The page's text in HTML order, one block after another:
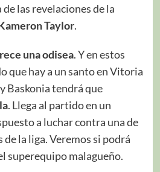
de las revelaciones de la
Taylor.
una odisea. Y en estos
que hay a un santo en Vitoria
Baskonia tendrá que
. Llega al partido en un
a luchar contra una de
de la liga. Veremos si podrá
superequipo malagueño.